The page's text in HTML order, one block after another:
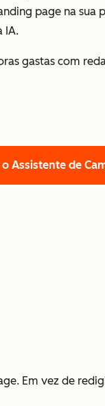
page na
IA.
gastas com
o Assistente de
Em vez de